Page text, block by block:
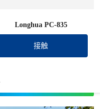
Longhua PC-835
接触